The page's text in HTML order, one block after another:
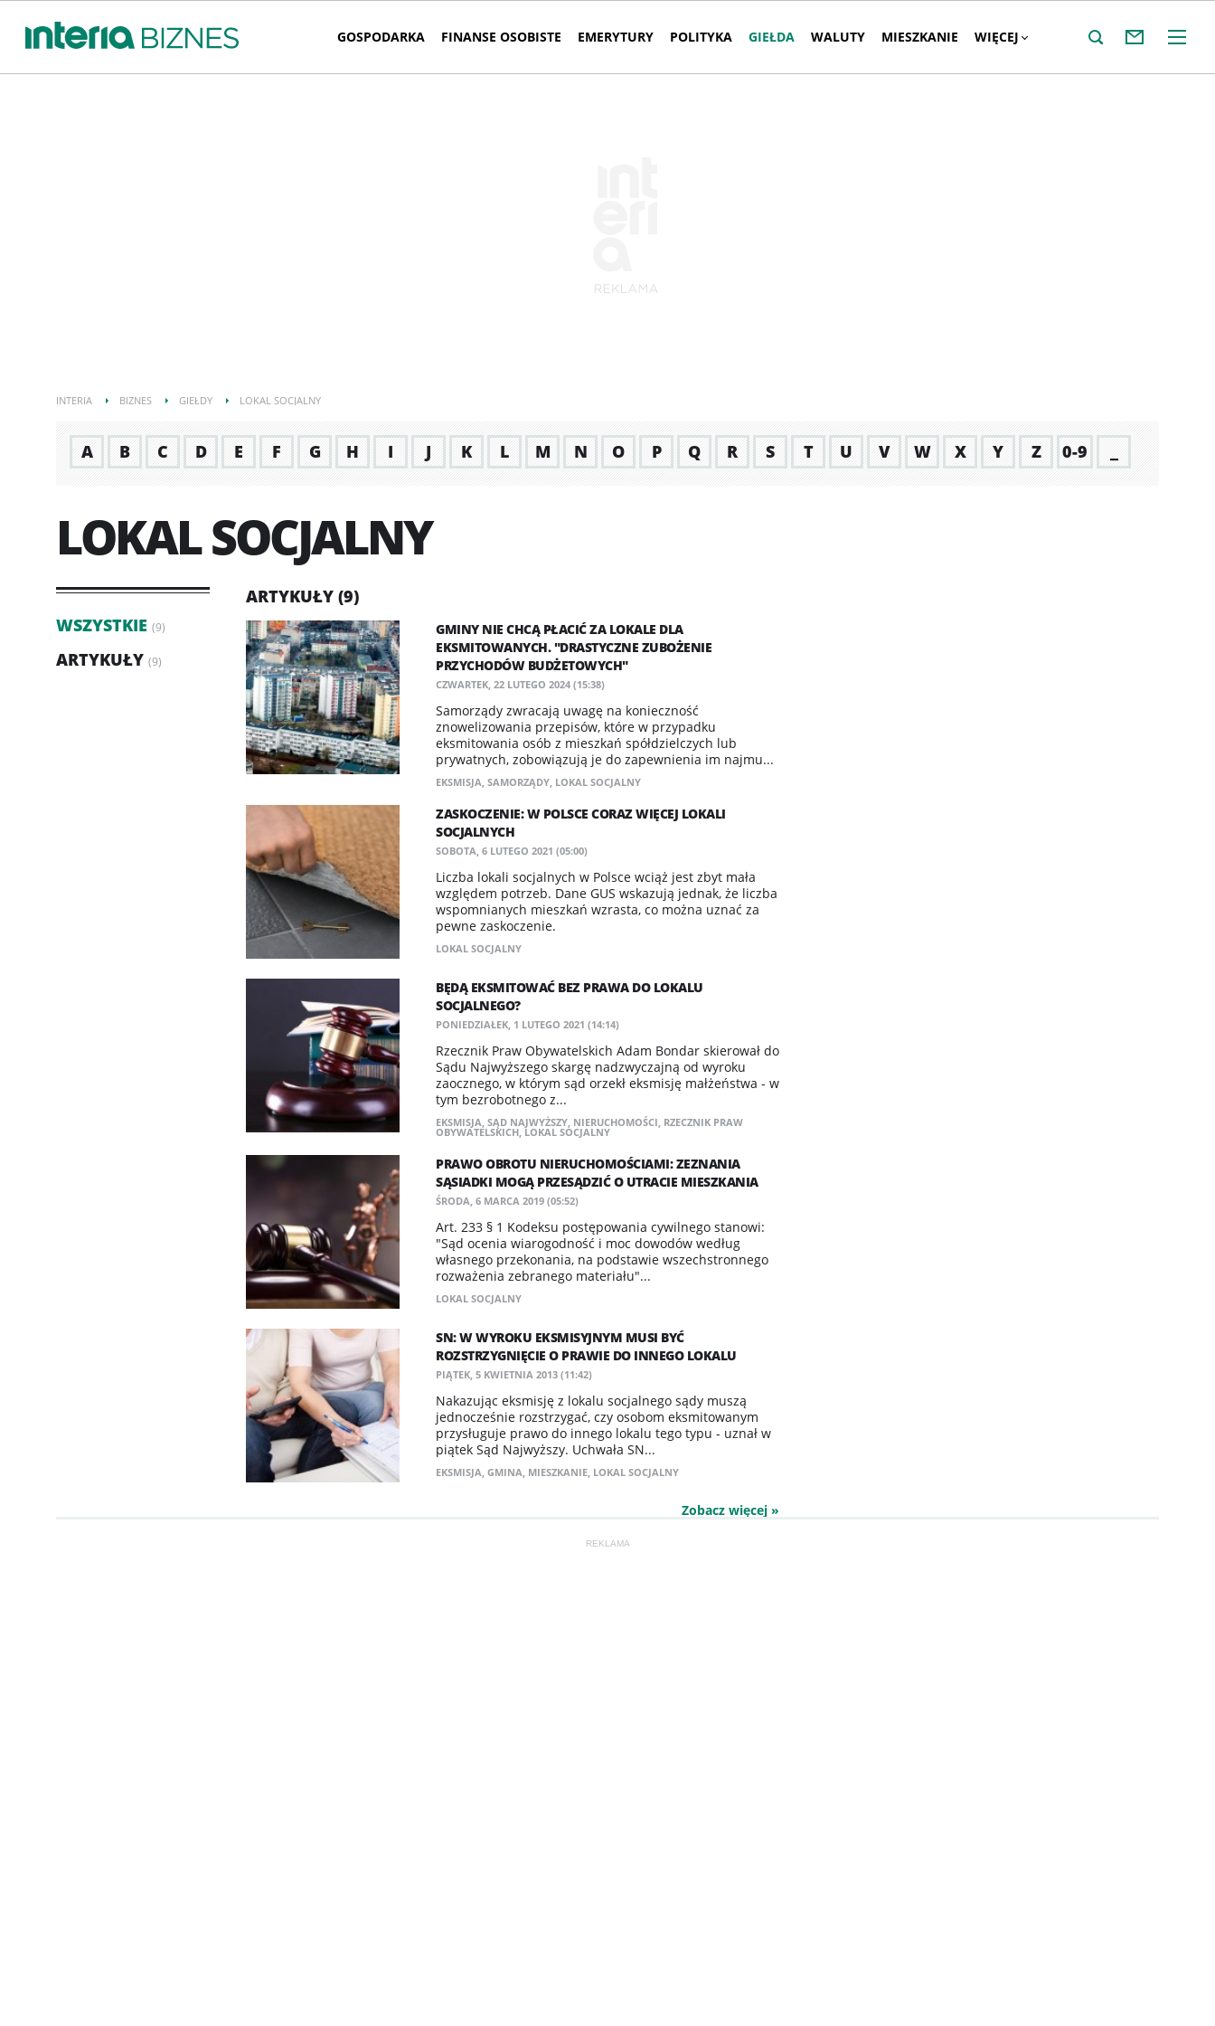
GOSPODARKA FINANSE OSOBISTE EMERYTURY POLITYKA GIEŁDA WALUTY MIESZKANIE WIĘCEJ
INTERIA BIZNES GIEŁDY LOKAL SOCJALNY
A B C D E F G H I J K L M N O P Q R S T U V W X Y Z 0-9
LOKAL SOCJALNY
WSZYSTKIE (9)
ARTYKUŁY (9)
ARTYKUŁY (9)
GMINY NIE CHCĄ PŁACIĆ ZA LOKALE DLA
EKSMITOWANYCH. "DRASTYCZNE ZUBOŻENIE
PRZYCHODÓW BUDŻETOWYCH"
CZWARTEK, 22 LUTEGO 2024 (15:38)
Samorządy zwracają uwagę na konieczność
znowelizowania przepisów, które w przypadku
eksmitowania osób z mieszkań spółdzielczych lub
prywatnych, zobowiązują je do zapewnienia im najmu...
EKSMISJA, SAMORZĄDY, LOKAL SOCJALNY
ZASKOCZENIE: W POLSCE CORAZ WIĘCEJ LOKALI
SOCJALNYCH
SOBOTA, 6 LUTEGO 2021 (05:00)
Liczba lokali socjalnych w Polsce wciąż jest zbyt mała
względem potrzeb. Dane GUS wskazują jednak, że liczba
wspomnianych mieszkań wzrasta, co można uznać za
pewne zaskoczenie.
LOKAL SOCJALNY
BĘDĄ EKSMITOWAĆ BEZ PRAWA DO LOKALU
SOCJALNEGO?
PONIEDZIAŁEK, 1 LUTEGO 2021 (14:14)
Rzecznik Praw Obywatelskich Adam Bondar skierował do
Sądu Najwyższego skargę nadzwyczajną od wyroku
zaocznego, w którym sąd orzekł eksmisję małżeństwa - w
tym bezrobotnego z...
EKSMISJA, SĄD NAJWYŻSZY, NIERUCHOMOŚCI, RZECZNIK PRAW
OBYWATELSKICH, LOKAL SOCJALNY
PRAWO OBROTU NIERUCHOMOŚCIAMI: ZEZNANIA
SĄSIADKI MOGĄ PRZESĄDZIĆ O UTRACIE MIESZKANIA
ŚRODA, 6 MARCA 2019 (05:52)
Art. 233 § 1 Kodeksu postępowania cywilnego stanowi:
"Sąd ocenia wiarogodność i moc dowodów według
własnego przekonania, na podstawie wszechstronnego
rozważenia zebranego materiału"...
LOKAL SOCJALNY
SN: W WYROKU EKSMISYJNYM MUSI BYĆ
ROZSTRZYGNIĘCIE O PRAWIE DO INNEGO LOKALU
PIĄTEK, 5 KWIETNIA 2013 (11:42)
Nakazując eksmisję z lokalu socjalnego sądy muszą
jednocześnie rozstrzygać, czy osobom eksmitowanym
przysługuje prawo do innego lokalu tego typu - uznał w
piątek Sąd Najwyższy. Uchwała SN...
EKSMISJA, GMINA, MIESZKANIE, LOKAL SOCJALNY
Zobacz więcej »
REKLAMA